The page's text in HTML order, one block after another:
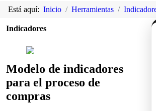
Está aquí: Inicio Herramientas
Indicadores
Modelo de indicadores
para el proceso de
compras